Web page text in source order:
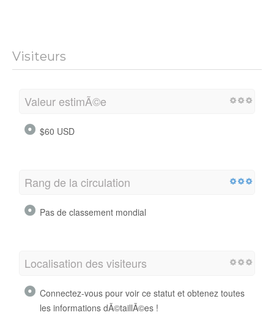
Visiteurs
Valeur estimÃ©e
$60 USD
Rang de la circulation
Pas de classement mondial
Localisation des visiteurs
Connectez-vous pour voir ce statut et obtenez toutes
les informations dÃ©taillÃ©es !